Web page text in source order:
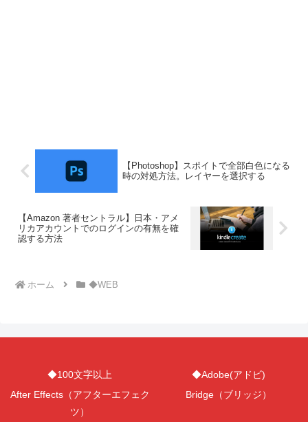
【Photoshop】スポイトで全部白色になる
時の対処方法。レイヤーを選択する
【Amazon 著者セントラル】日本・アメ
リカアカウントでのログインの有無を確
認する方法
ホーム ◆WEB
◆100文字以上
◆Adobe(アドビ)
After Effects（アフターエフェク
ツ）
Bridge（ブリッジ）